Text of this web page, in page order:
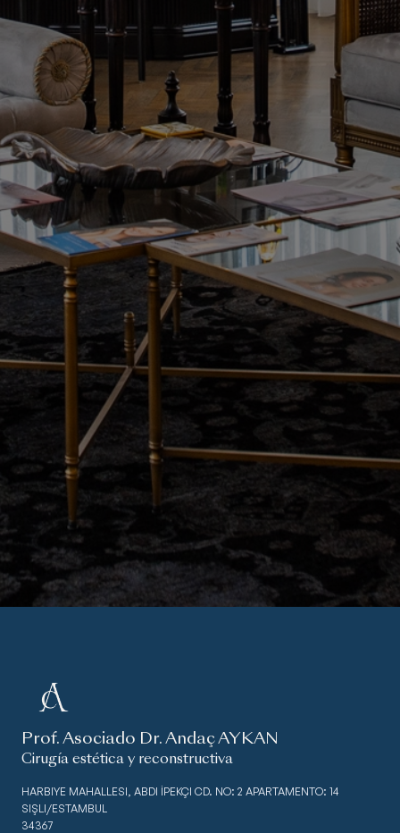
Correo electrónico
Número de teléfono
País
Departamento
Método de contacto
Su Mensaje
Acepto la Política de Privacidad y doy mi
consentimiento para ser contactado.
Prof. Asociado Dr. Andaç AYKAN
Cirugía estética y reconstructiva
HARBIYE MAHALLESI, ABDI İPEKÇI CD. NO: 2 APARTAMENTO: 14
SIŞLI/ESTAMBUL
34367